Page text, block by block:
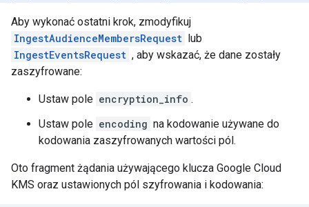
Aby wykonać ostatni krok, zmodyfikuj
IngestAudienceMembersRequest lub
IngestEventsRequest , aby wskazać, że dane zostały
zaszyfrowane:
Ustaw pole encryption_info .
Ustaw pole encoding na kodowanie używane do
kodowania zaszyfrowanych wartości pól.
Oto fragment żądania używającego klucza Google Cloud
KMS oraz ustawionych pól szyfrowania i kodowania: